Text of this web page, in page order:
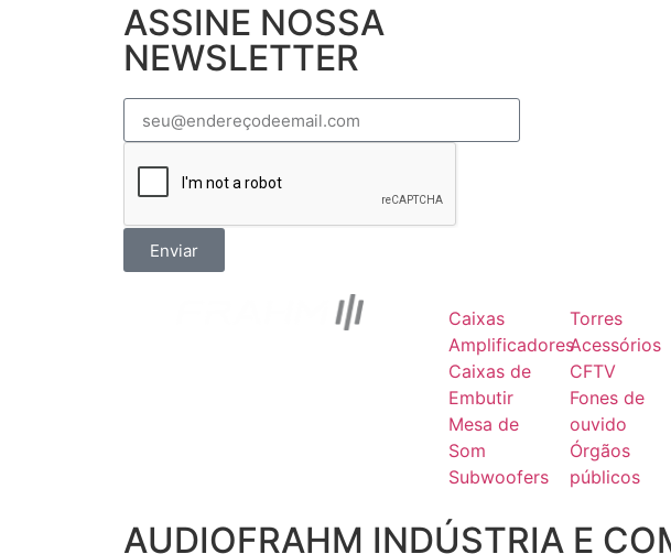
ASSINE NOSSA
NEWSLETTER
Enviar
Caixas
Amplificadores
Caixas de
Embutir
Mesa de
Som
Subwoofers
Torres
Acessórios
CFTV
Fones de
ouvido
Órgãos
públicos
AUDIOFRAHM INDÚSTRIA E